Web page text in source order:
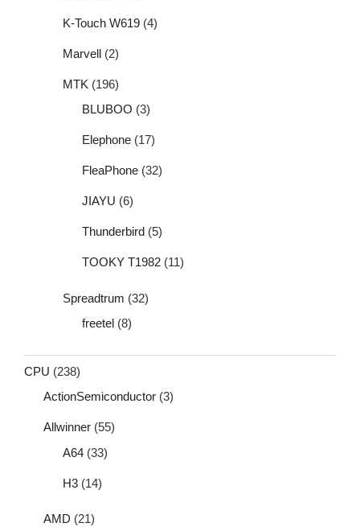
K-Touch W619 (4)
Marvell (2)
MTK (196)
BLUBOO (3)
Elephone (17)
FleaPhone (32)
JIAYU (6)
Thunderbird (5)
TOOKY T1982 (11)
Spreadtrum (32)
freetel (8)
CPU (238)
ActionSemiconductor (3)
Allwinner (55)
A64 (33)
H3 (14)
AMD (21)